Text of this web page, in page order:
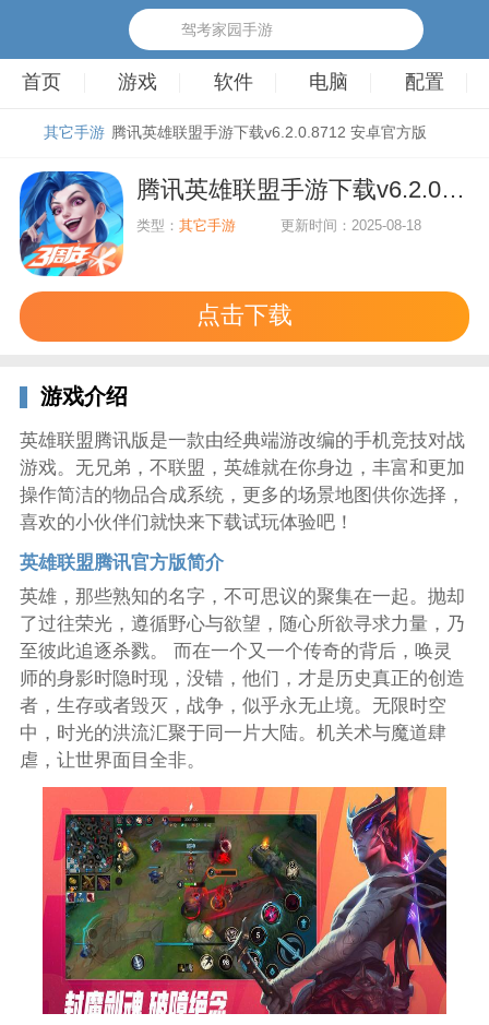
驾考家园手游
首页 游戏 软件 电脑 配置
其它手游 腾讯英雄联盟手游下载v6.2.0.8712 安卓官方版
腾讯英雄联盟手游下载v6.2.0.8712 安卓官方版
类型：其它手游 更新时间：2025-08-18
点击下载
游戏介绍
英雄联盟腾讯版是一款由经典端游改编的手机竞技对战
游戏。无兄弟，不联盟，英雄就在你身边，丰富和更加
操作简洁的物品合成系统，更多的场景地图供你选择，
喜欢的小伙伴们就快来下载试玩体验吧！
英雄联盟腾讯官方版简介
英雄，那些熟知的名字，不可思议的聚集在一起。抛却
了过往荣光，遵循野心与欲望，随心所欲寻求力量，乃
至彼此追逐杀戮。 而在一个又一个传奇的背后，唤灵
师的身影时隐时现，没错，他们，才是历史真正的创造
者，生存或者毁灭，战争，似乎永无止境。无限时空
中，时光的洪流汇聚于同一片大陆。机关术与魔道肆
虐，让世界面目全非。